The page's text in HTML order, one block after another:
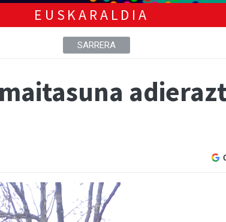
EUSKARALDIA
SARRERA